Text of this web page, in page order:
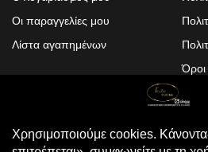
Οι παραγγελίες μου
Λίστα αγαπημένων
© 2025 FEDE CUCINE . All
Design & Development by
ALPHA DESIGNERS